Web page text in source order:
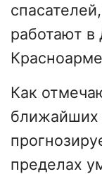
работают в
Как
ближайших
пределах